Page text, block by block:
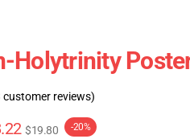
Holytrinity
customer reviews)
$19.80 -20%